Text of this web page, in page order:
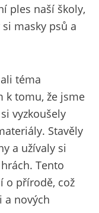
ples naší školy,
masky psů a
téma
k tomu, že jsme
vyzkoušely
Stavěly
a užívaly si
Tento
o přírodě, což
a nových